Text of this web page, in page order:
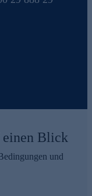
einen Blick
und